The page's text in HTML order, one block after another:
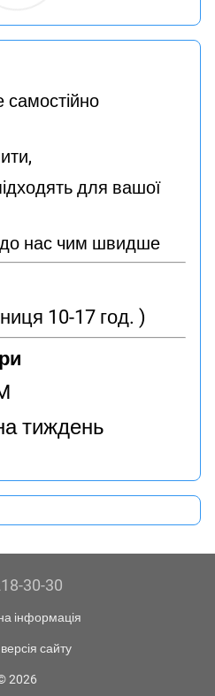
для вашої
нас чим швидше
10-17 год. )
тиждень
30-30
інформація
сайту
2026